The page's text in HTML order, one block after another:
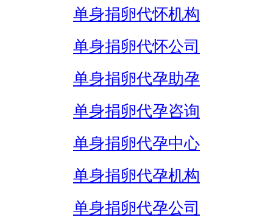
单身捐卵代怀机构
单身捐卵代怀公司
单身捐卵代孕助孕
单身捐卵代孕咨询
单身捐卵代孕中心
单身捐卵代孕机构
单身捐卵代孕公司